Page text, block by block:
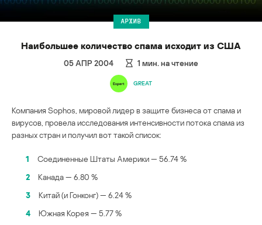
АРХИВ
Наибольшее количество спама исходит из США
05 АПР 2004 1 мин. на чтение
GREAT
Компания Sophos, мировой лидер в защите бизнеса от спама и
вирусов, провела исследования интенсивности потока спама из
разных стран и получил вот такой список:
1
Соединенные Штаты Америки — 56.74 %
2
Канада — 6.80 %
3
Китай (и Гонконг) — 6.24 %
4
Южная Корея — 5.77 %